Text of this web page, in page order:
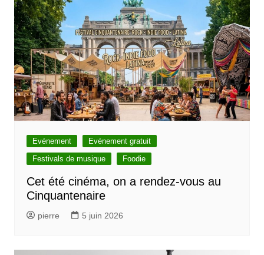
Evénement
Evénement gratuit
Festivals de musique
Foodie
Cet été cinéma, on a rendez-vous au
Cinquantenaire
pierre 5 juin 2026